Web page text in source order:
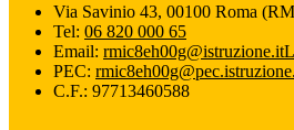
Via Savinio 43, 00100 Roma
Tel: 06 820 000 65
Email: rmic8eh00g@istruzione.it
PEC:
C.F.: 97713460588